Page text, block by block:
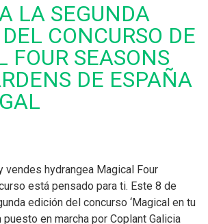
LA SEGUNDA
CONCURSO DE
FOUR SEASONS
DE ESPAÑA
vendes hydrangea Magical Four
está pensado para ti. Este 8 de
edición del concurso ‘Magical en tu
puesto en marcha por Coplant Galicia